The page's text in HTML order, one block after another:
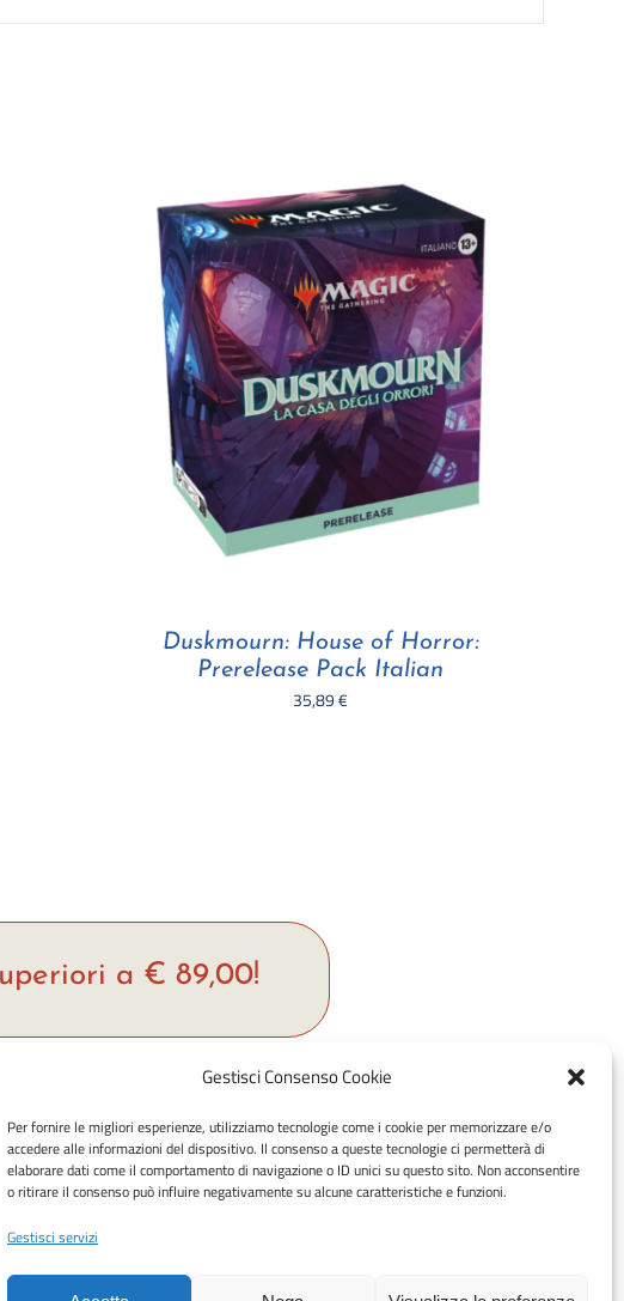
Gestisci Consenso Cookie
Per fornire le migliori esperienze, utilizziamo tecnologie come i cookie per memorizzare e/o
accedere alle informazioni del dispositivo. Il consenso a queste tecnologie ci permetterà di
elaborare dati come il comportamento di navigazione o ID unici su questo sito. Non acconsentire
o ritirare il consenso può influire negativamente su alcune caratteristiche e funzioni.
Gestisci servizi
Duskmourn: House of Horror:
Prerelease Pack Italian
35,89€
a € 89,00!
Shop
Carrello
Cookie Policy (UE)
Metodi di pagamento accettati:
Bonifico Bancario (SEPA)